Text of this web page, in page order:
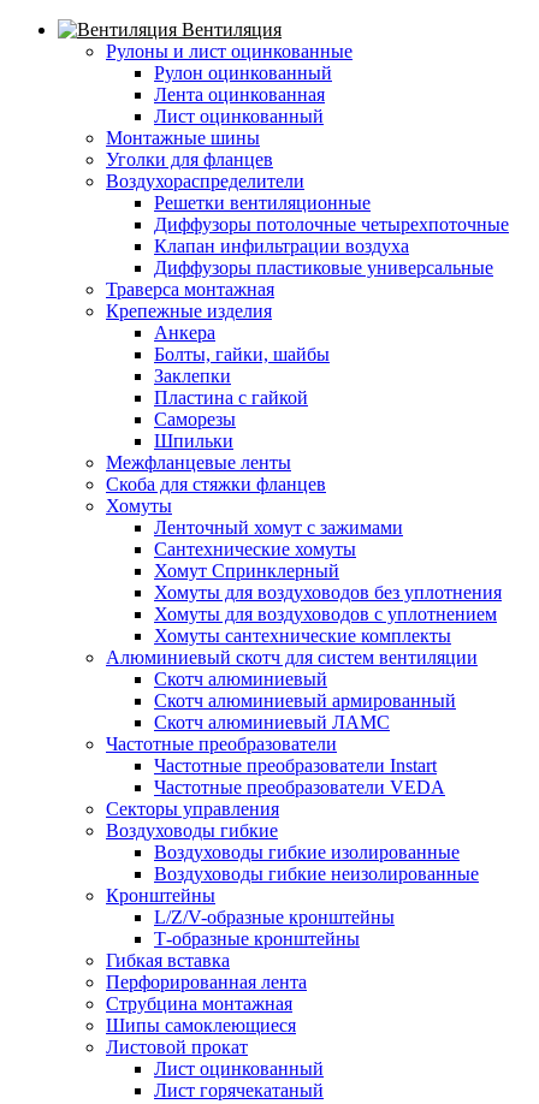
Вентиляция
Рулоны и лист оцинкованные
Рулон оцинкованный
Лента оцинкованная
Лист оцинкованный
Монтажные шины
Уголки для фланцев
Воздухораспределители
Решетки вентиляционные
Диффузоры потолочные четырехпоточные
Клапан инфильтрации воздуха
Диффузоры пластиковые универсальные
Траверса монтажная
Крепежные изделия
Анкера
Болты, гайки, шайбы
Заклепки
Пластина с гайкой
Саморезы
Шпильки
Межфланцевые ленты
Скоба для стяжки фланцев
Хомуты
Ленточный хомут с зажимами
Сантехнические хомуты
Хомут Спринклерный
Хомуты для воздуховодов без уплотнения
Хомуты для воздуховодов с уплотнением
Хомуты сантехнические комплекты
Алюминиевый скотч для систем вентиляции
Скотч алюминиевый
Скотч алюминиевый армированный
Скотч алюминиевый ЛАМС
Частотные преобразователи
Частотные преобразователи Instart
Частотные преобразователи VEDA
Секторы управления
Воздуховоды гибкие
Воздуховоды гибкие изолированные
Воздуховоды гибкие неизолированные
Кронштейны
L/Z/V-образные кронштейны
Т-образные кронштейны
Гибкая вставка
Перфорированная лента
Струбцина монтажная
Шипы самоклеющиеся
Листовой прокат
Лист оцинкованный
Лист горячекатаный